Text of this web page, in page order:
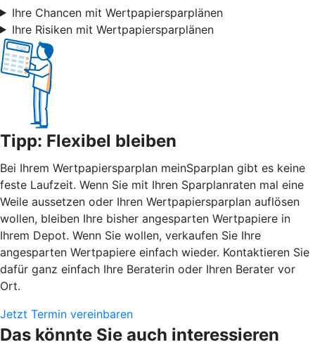
Ihre Chancen mit Wertpapiersparplänen
Ihre Risiken mit Wertpapiersparplänen
Tipp: Flexibel bleiben
Bei Ihrem Wertpapiersparplan meinSparplan gibt es keine
feste Laufzeit. Wenn Sie mit Ihren Sparplanraten mal eine
Weile aussetzen oder Ihren Wertpapiersparplan auflösen
wollen, bleiben Ihre bisher angesparten Wertpapiere in
Ihrem Depot. Wenn Sie wollen, verkaufen Sie Ihre
angesparten Wertpapiere einfach wieder. Kontaktieren Sie
dafür ganz einfach Ihre Beraterin oder Ihren Berater vor
Ort.
Jetzt Termin vereinbaren
Das könnte Sie auch interessieren